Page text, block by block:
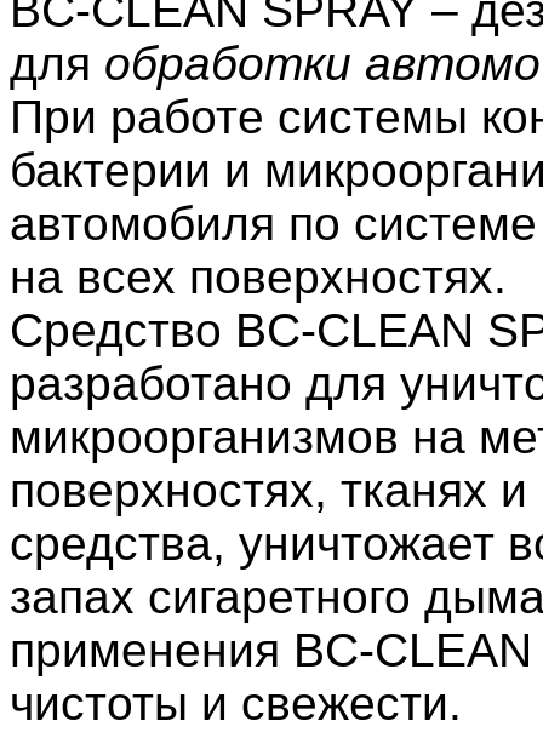
BC-CLEAN SPRAY –
для обработки
При работе системы
бактерии и
автомобиля по
на всех поверхностях.
Средство BC-CLEAN
разработано для
микроорганизмов на
поверхностях, тканях
средства, уничтожает
запах сигаретного
применения BC-
чистоты и свежести.